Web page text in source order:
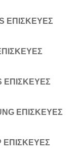
ΕΠΙΣΚΕΥΕΣ
ΕΠΙΣΚΕΥΕΣ
ΕΠΙΣΚΕΥΕΣ
ΕΠΙΣΚΕΥΕΣ